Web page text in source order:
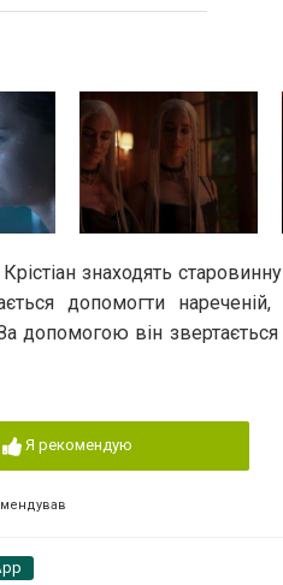
знаходять
допомогти
допомогою він
Я рекомендую